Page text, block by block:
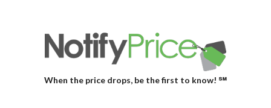
When the price drops, be the first to know! ℠